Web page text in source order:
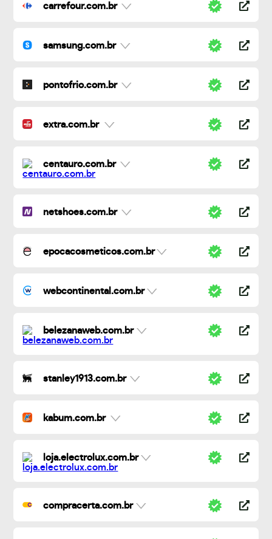
carrefour.com.br
samsung.com.br
pontofrio.com.br
extra.com.br
centauro.com.br
netshoes.com.br
epocacosmeticos.com.br
webcontinental.com.br
belezanaweb.com.br
stanley1913.com.br
kabum.com.br
loja.electrolux.com.br
compracerta.com.br